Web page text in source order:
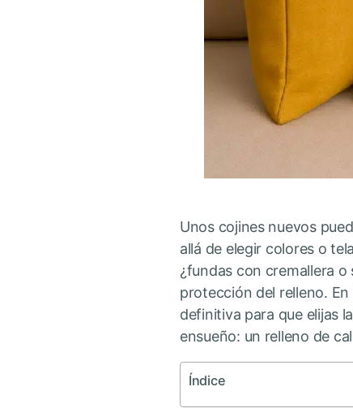
Unos cojines nuevos
allá de elegir colores o
¿fundas con cremallera o
protección del relleno. En
definitiva para que elijas
ensueño: un relleno de
Índice